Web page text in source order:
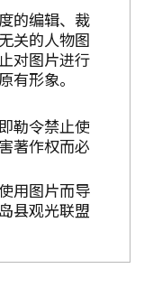
的编辑、裁
关的人物图
对图片进行
有形象。
勒令禁止使
著作权而必
用图片而导
县观光联盟